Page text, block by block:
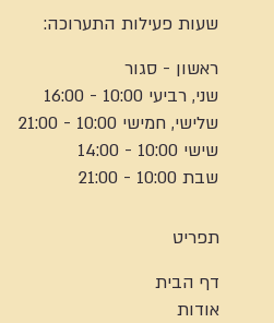
שעות פעילות התערוכה:
ראשון - סגור
שני, רביעי 10:00 - 16:00
שלישי, חמישי 10:00 - 21:00
שישי 10:00 - 14:00
שבת 10:00 - 21:00
תפריט
דף הבית
אודות